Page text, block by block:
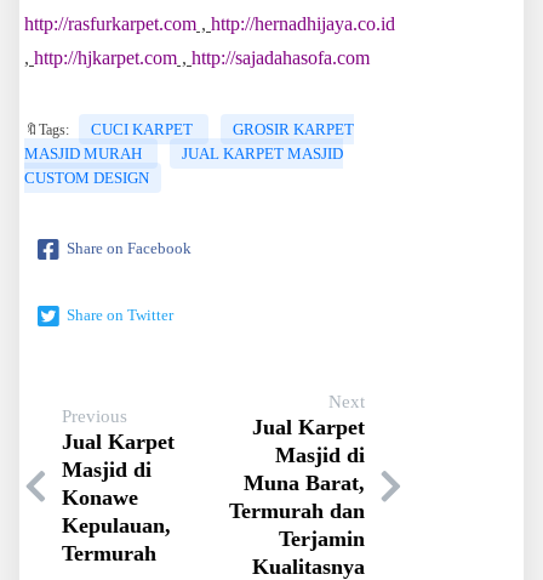
http://rasfurkarpet.com , http://hernadhijaya.co.id
, http://hjkarpet.com , http://sajadahasofa.com
🔖Tags: CUCI KARPET
GROSIR KARPET
MASJID MURAH
JUAL KARPET MASJID
CUSTOM DESIGN
Share on Facebook
Share on Twitter
Previous
Jual Karpet
Masjid di
Konawe
Kepulauan,
Termurah
Next
Jual Karpet
Masjid di
Muna Barat,
Termurah dan
Terjamin
Kualitasnya